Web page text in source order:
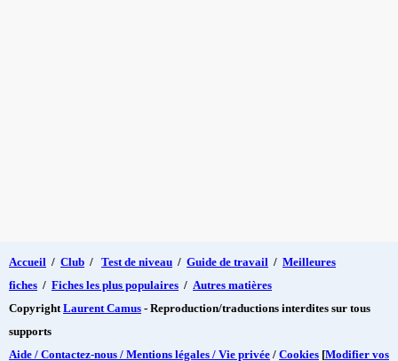
Accueil / Club / Test de niveau / Guide de travail / Meilleures
fiches / Fiches les plus populaires / Autres matières
Copyright Laurent Camus - Reproduction/traductions interdites sur tous
supports
Aide / Contactez-nous / Mentions légales / Vie privée / Cookies [Modifier vos